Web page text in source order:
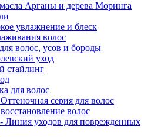
Арганы и дерева Моринга
увлажнение и блеск
волос
волос, усов и бороды
уход
стайлинг
для волос
серия для волос
волос
Линия уходов для поврежденных